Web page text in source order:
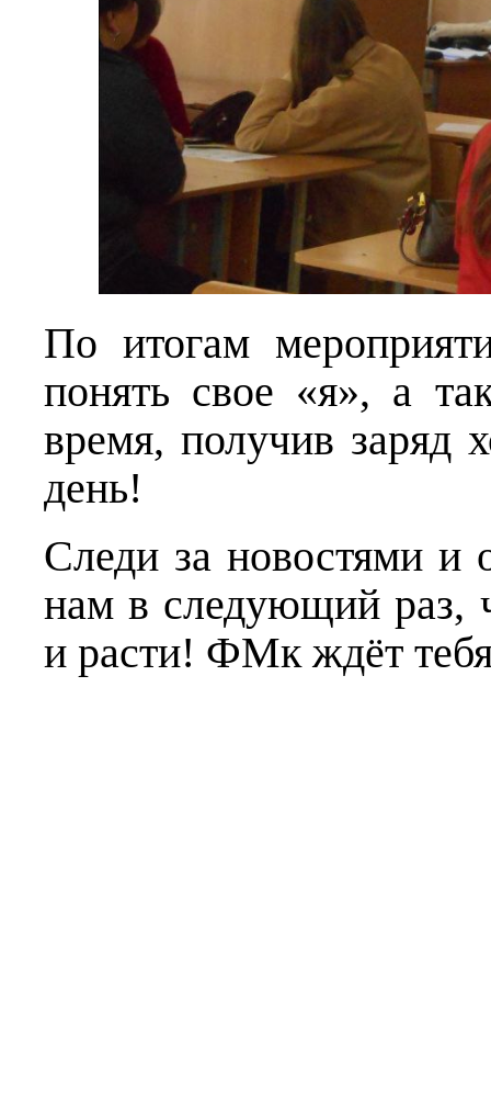
По итогам
понять свое «я», а
время, получив заряд
день!
Следи за новостями и
нам в следующий раз,
и расти! ФМк ждёт